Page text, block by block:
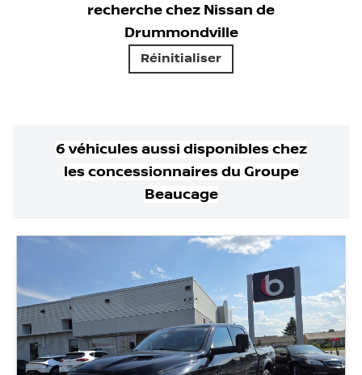
recherche chez Nissan de
Drummondville
Réinitialiser
6 véhicules aussi disponibles chez
les concessionnaires du Groupe
Beaucage